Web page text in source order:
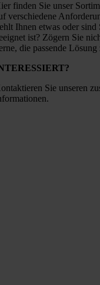
finden Sie unser
verschiedene
Ihnen etwas oder
ist? Zögern Sie
die passende
Sie unseren